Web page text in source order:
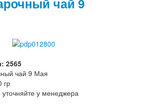
2565
чай 9 Мая
гр
у менеджера